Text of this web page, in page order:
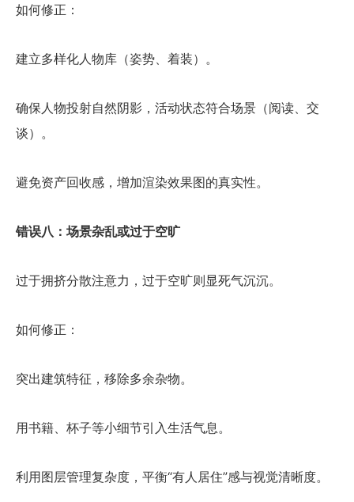
如何修正：
建立多样化人物库（姿势、着装）。
确保人物投射自然阴影，活动状态符合场景（阅读、交
谈）。
避免资产回收感，增加渲染效果图的真实性。
错误八：场景杂乱或过于空旷
过于拥挤分散注意力，过于空旷则显死气沉沉。
如何修正：
突出建筑特征，移除多余杂物。
用书籍、杯子等小细节引入生活气息。
利用图层管理复杂度，平衡“有人居住”感与视觉清晰度。